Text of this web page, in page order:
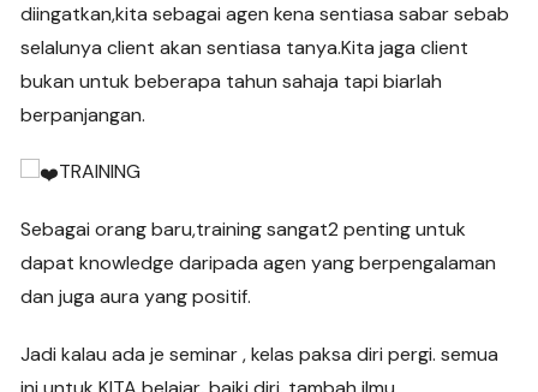
diingatkan,kita sebagai agen kena sentiasa sabar sebab
selalunya client akan sentiasa tanya.Kita jaga client
bukan untuk beberapa tahun sahaja tapi biarlah
berpanjangan.
TRAINING
Sebagai orang baru,training sangat2 penting untuk
dapat knowledge daripada agen yang berpengalaman
dan juga aura yang positif.
Jadi kalau ada je seminar , kelas paksa diri pergi. semua